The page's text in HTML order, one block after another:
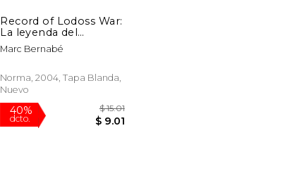
Record of Lodoss War:
La leyenda del
Caballero Heróico 17
Marc Bernabé
Norma, 2004, Tapa Blanda,
Nuevo